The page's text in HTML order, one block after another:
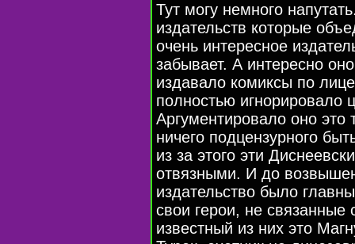
Тут могу немного
издательств которые
очень интересное
забывает. А интересно
издавало комиксы по
полностью игнорировало
Аргументировало оно это
ничего подцензурного
из за этого эти
отвязными. И до
издательство было
свои герои, не
известный из них это